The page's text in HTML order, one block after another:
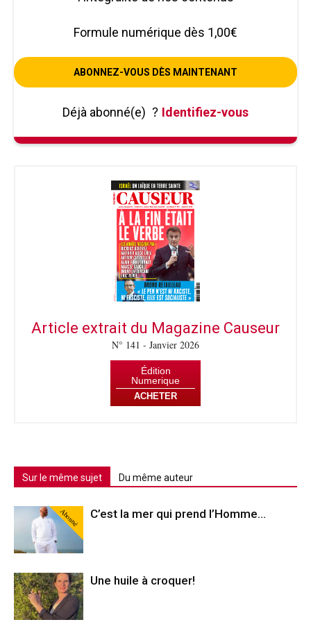
Formule numérique dès 1,00€
ABONNEZ-VOUS DÈS MAINTENANT
Déjà abonné(e) ? Identifiez-vous
Article extrait du Magazine Causeur
N° 141 - Janvier 2026
Édition
Numerique
ACHETER
Sur le même sujet Du même auteur
Abonné C’est la mer qui prend l’Homme…
Une huile à croquer!